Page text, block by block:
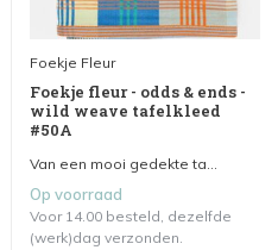
Foekje Fleur
Foekje fleur - odds & ends -
wild weave tafelkleed
#50A
Van een mooi gedekte ta...
Op voorraad
Voor 14.00 besteld, dezelfde
(werk)dag verzonden.